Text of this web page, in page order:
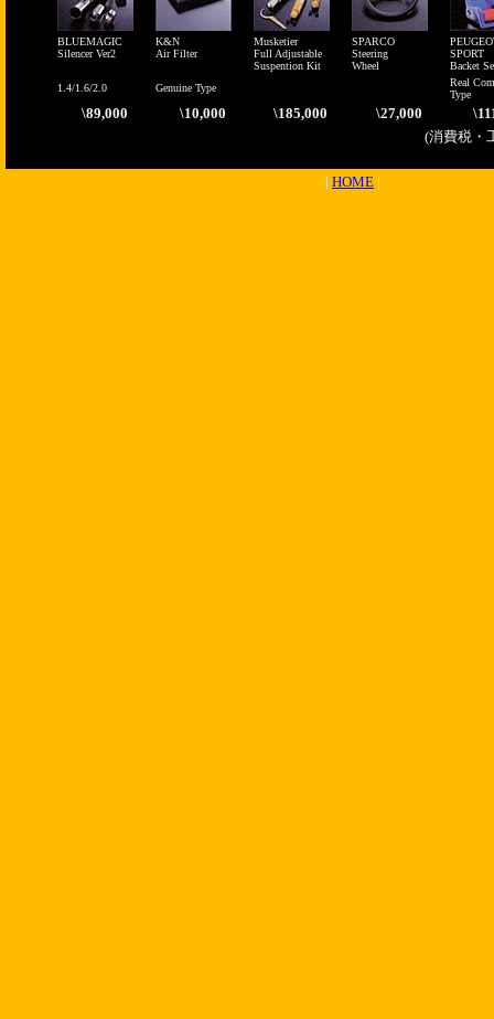
BLUEMAGIC
Silencer Ver2
K&N
Air Filter
Musketier
Full Adjustable
Suspention Kit
SPARCO
Steering
Wheel
SPORT
Backet
1.4/1.6/2.0
Genuine Type
Real
Type
\89,000 \10,000 \185,000 \27,000
(消費税・
| HOME |